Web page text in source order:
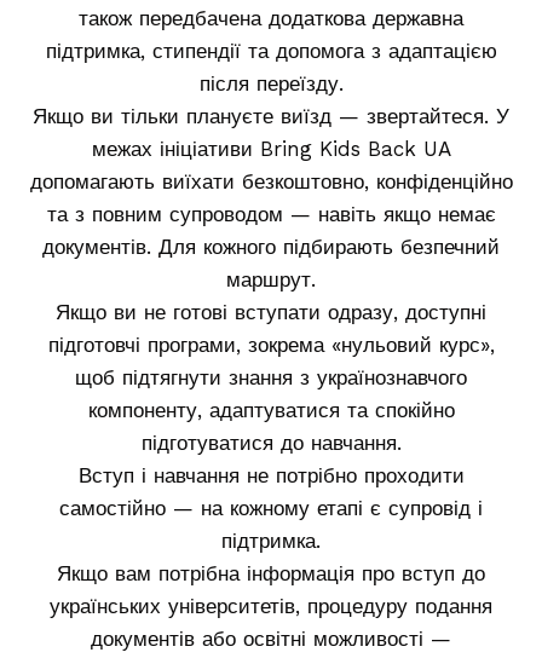
також передбачена додаткова державна
підтримка, стипендії та допомога з адаптацією
після переїзду.
Якщо ви тільки плануєте виїзд — звертайтеся. У
межах ініціативи Bring Kids Back UA
допомагають виїхати безкоштовно, конфіденційно
та з повним супроводом — навіть якщо немає
документів. Для кожного підбирають безпечний
маршрут.
Якщо ви не готові вступати одразу, доступні
підготовчі програми, зокрема «нульовий курс»,
щоб підтягнути знання з українознавчого
компоненту, адаптуватися та спокійно
підготуватися до навчання.
Вступ і навчання не потрібно проходити
самостійно — на кожному етапі є супровід і
підтримка.
Якщо вам потрібна інформація про вступ до
українських університетів, процедуру подання
документів або освітні можливості —